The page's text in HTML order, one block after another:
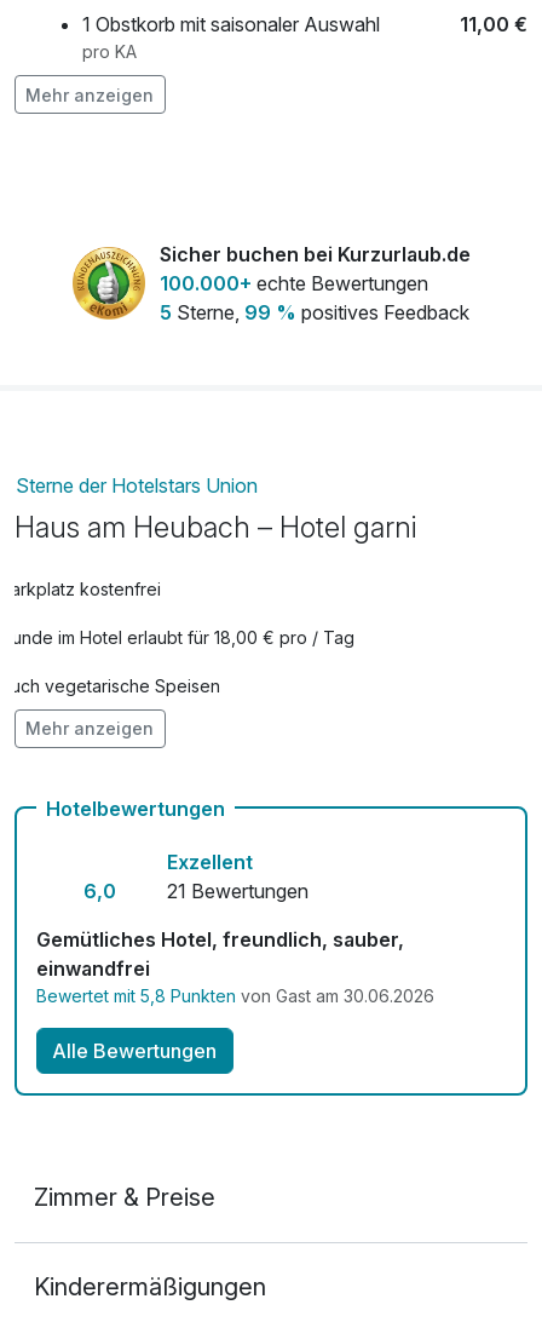
1 Obstkorb mit saisonaler Auswahl 11,00 €
pro KA
1 Strauß Blumen
Danke sagen - Weingedeck | Pralinen |
Blumenstrauß
60,50 €
pro KA
Abreisetag)
| Obst | Rosenstrauß
Weiß/Rot/Rose - tr. oder halbtr.)
pro KA
Mehr anzeigen
Sicher buchen bei Kurzurlaub.de
100.000+ echte Bewertungen
5 Sterne, 99 % positives Feedback
Sterne der Hotelstars Union
Haus am Heubach – Hotel garni
Parkplatz kostenfrei
Hunde im Hotel erlaubt für 18,00 € pro / Tag
Auch vegetarische Speisen
Kostenloses W-LAN
Mehr anzeigen
Hotelbewertungen
6,0
Exzellent
21 Bewertungen
Gemütliches Hotel, freundlich, sauber,
einwandfrei
Bewertet mit 5,8 Punkten von Gast am 30.06.2026
Alle Bewertungen
Zimmer & Preise
2 Erwachsene und 1 Kind
Kinderermäßigungen